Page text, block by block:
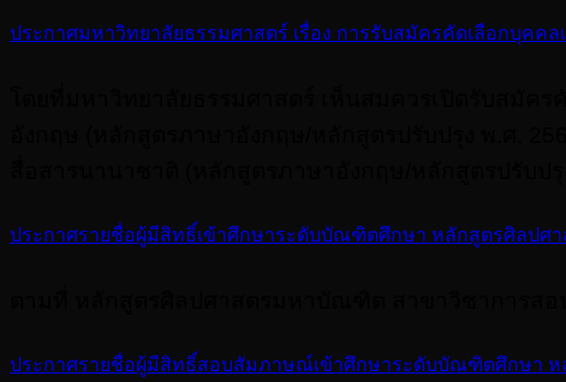
ประกาศมหาวิทยาลัยธรรมศาสตร์ เรื่อง การรับสมัครคัดเลือกบุคคล
ประกาศรายชื่อผู้มีสิทธิ์เข้าศึกษาระดับบัณฑิตศึกษา หลักสูตรศิลปศ
ประกาศรายชื่อผู้มีสิทธิ์สอบสัมภาษณ์เข้าศึกษาระดับบัณฑิตศึกษา ห